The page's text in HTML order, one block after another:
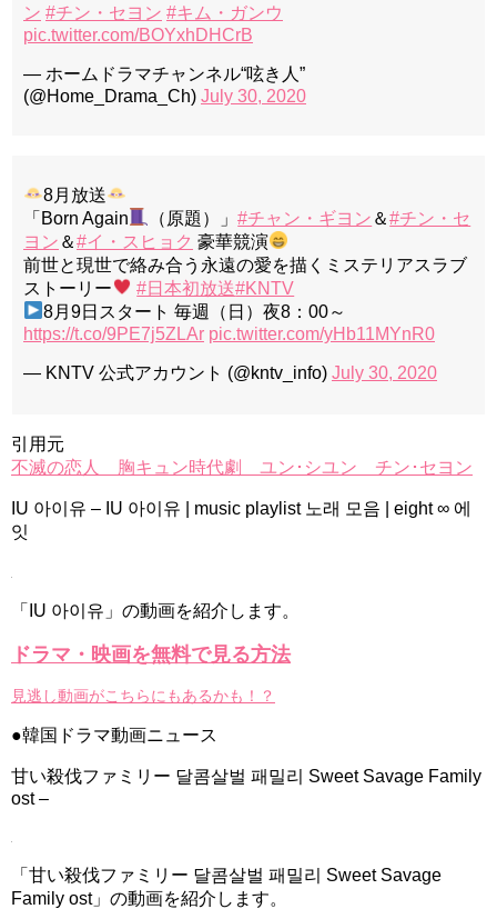
ン #チン・セヨン #キム・ガンウ
pic.twitter.com/BOYxhDHCrB
— ホームドラマチャンネル“呟き人”
(@Home_Drama_Ch) July 30, 2020
8月放送
「Born Again
（原題）」#チャン・ギヨン ＆#チン・セ
ヨン ＆#イ・スヒョク 豪華競演
前世と現世で絡み合う永遠の愛を描くミステリアスラブ
ストーリー
#日本初放送#KNTV
8月9日スタート 毎週（日）夜8：00～
https://t.co/9PE7j5ZLAr pic.twitter.com/yHb11MYnR0
— KNTV 公式アカウント (@kntv_info) July 30, 2020
引用元
不滅の恋人 胸キュン時代劇 ユン･シユン チン･セヨン
IU 아이유 – IU 아이유 | music playlist 노래 모음 | eight ∞ 에
잇
「IU 아이유」の動画を紹介します。
ドラマ・映画を無料で見る方法
見逃し動画がこちらにもあるかも！？
●韓国ドラマ動画ニュース
甘い殺伐ファミリー 달콤살벌 패밀리 Sweet Savage Family
ost –
「甘い殺伐ファミリー 달콤살벌 패밀리 Sweet Savage
Family ost」の動画を紹介します。